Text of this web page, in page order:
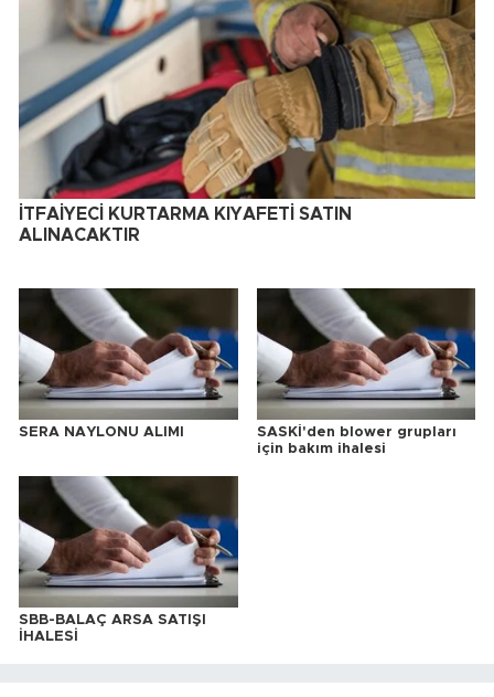
İTFAİYECİ KURTARMA KIYAFETİ SATIN
ALINACAKTIR
SERA NAYLONU ALIMI
SASKİ'den blower grupları
için bakım ihalesi
SBB-BALAÇ ARSA SATIŞI
İHALESİ